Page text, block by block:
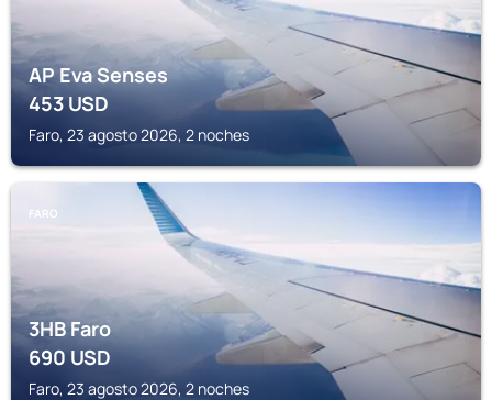
AP Eva Senses
453USD
Faro, 23 agosto 2026, 2 noches
FARO
3HB Faro
690USD
Faro, 23 agosto 2026, 2 noches